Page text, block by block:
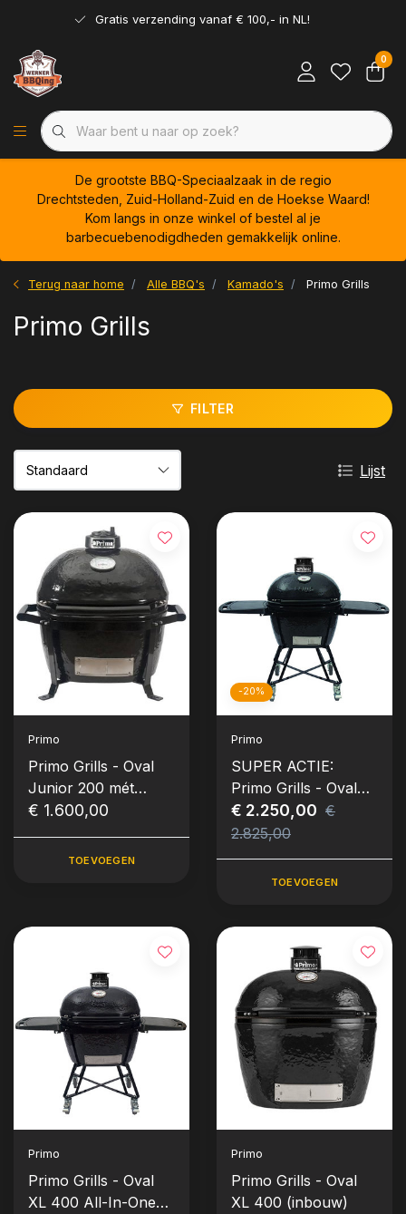
Gratis verzending vanaf € 100,- in NL!
0
De grootste BBQ-Speciaalzaak in de regio
Drechtsteden, Zuid-Holland-Zuid en de Hoekse Waard!
Kom langs in onze winkel of bestel al je
barbecuebenodigdheden gemakkelijk online.
Terug naar home Alle BBQ's Kamado's Primo Grills
Primo Grills
FILTER
Lijst
Primo
Primo Grills - Oval
Junior 200 mét
Carrier/Cradle (Set)
€ 1.600,00
TOEVOEGEN
-20%
Primo
SUPER ACTIE:
Primo Grills - Oval
Large 300 All-In-One
(inclusief onderstel
€ 2.250,00 €
2.825,00
TOEVOEGEN
Primo
Primo Grills - Oval
XL 400 All-In-One
Primo
Primo Grills - Oval
XL 400 (inbouw)